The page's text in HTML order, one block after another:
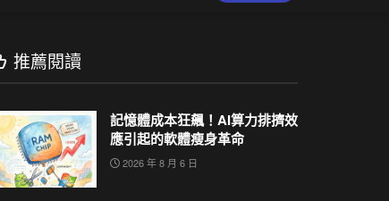
推薦閱讀
記憶體成本狂飆！AI算力排擠效
應引起的軟體瘦身革命
2026 年 8 月 6 日